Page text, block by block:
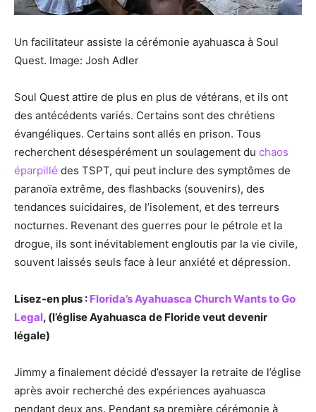
Un facilitateur assiste la cérémonie ayahuasca à Soul
Quest. Image: Josh Adler
Soul Quest attire de plus en plus de vétérans, et ils ont
des antécédents variés. Certains sont des chrétiens
évangéliques. Certains sont allés en prison. Tous
recherchent désespérément un soulagement du chaos
éparpillé des TSPT, qui peut inclure des symptômes de
paranoïa extrême, des flashbacks (souvenirs), des
tendances suicidaires, de l’isolement, et des terreurs
nocturnes. Revenant des guerres pour le pétrole et la
drogue, ils sont inévitablement engloutis par la vie civile,
souvent laissés seuls face à leur anxiété et dépression.
Lisez-en plus : Florida’s Ayahuasca Church Wants to Go
Legal, (l’église Ayahuasca de Floride veut devenir
légale)
Jimmy a finalement décidé d’essayer la retraite de l’église
après avoir recherché des expériences ayahuasca
pendant deux ans. Pendant sa première cérémonie à